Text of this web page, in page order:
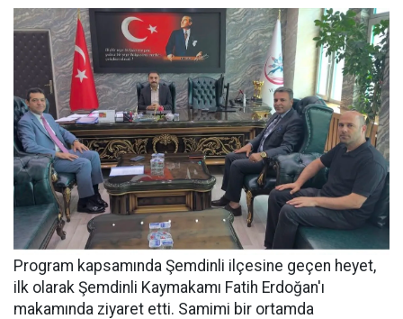
Program kapsamında Şemdinli ilçesine geçen heyet,
ilk olarak Şemdinli Kaymakamı Fatih Erdoğan'ı
makamında ziyaret etti. Samimi bir ortamda